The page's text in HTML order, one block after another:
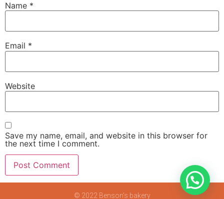
Name *
Email *
Website
Save my name, email, and website in this browser for
the next time I comment.
© 2022 Benson’s bakery